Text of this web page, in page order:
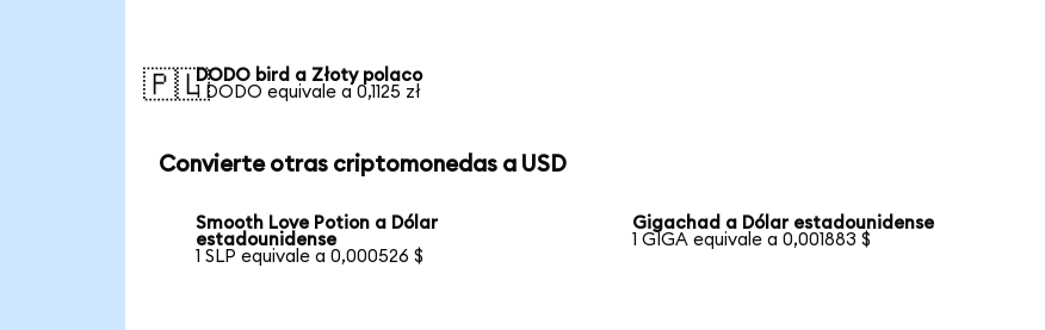
🇵🇱DODO bird a Złoty polaco
1 DODO equivale a 0,1125 zł
Convierte otras criptomonedas a USD
Smooth Love Potion a Dólar
estadounidense
1 SLP equivale a 0,000526 $
Gigachad a Dólar estadounidense
1 GIGA equivale a 0,001883 $